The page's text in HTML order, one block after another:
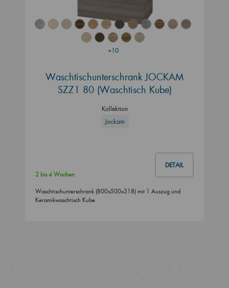
+10
Waschtischunterschrank JOCKAM
SZZ1 80 (Waschtisch Kube)
Kollektion
Jockam
DETAIL
2 bis 4 Wochen
Waschtischunterschrank (800x500x318) mit 1 Auszug und
Keramikwaschtisch Kube